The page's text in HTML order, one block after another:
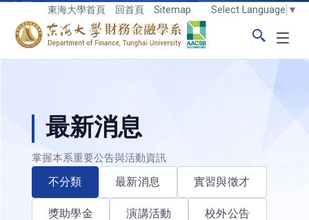
跳到主要內容區塊
東海大學首頁 回首頁 Sitemap Select Language ▼
東海大學logo
最新消息
掌握本系重要公告與活動資訊
不分類 最新消息 實習與徵才
獎助學金 演講活動 校外公告